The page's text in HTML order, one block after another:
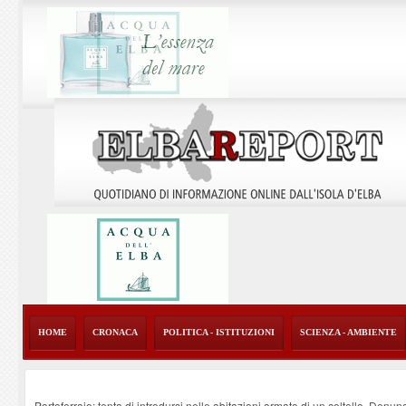
HOME CRONACA POLITICA - ISTITUZIONI SCIENZA - AMBIENTE